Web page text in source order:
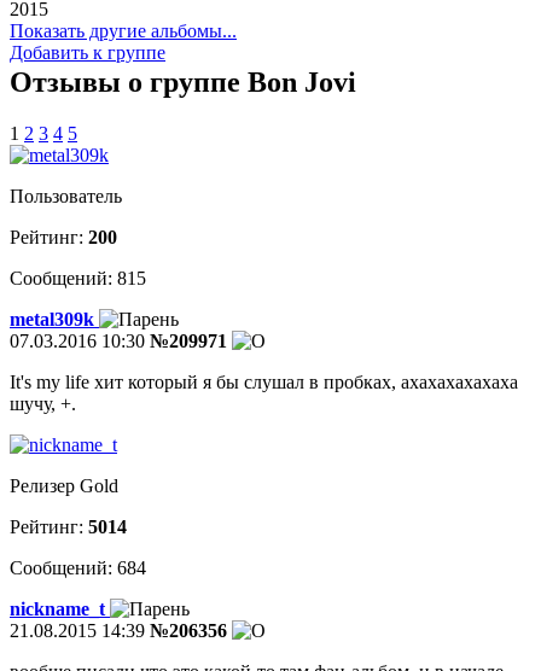
2015
Показать другие альбомы...
Добавить к группе
Отзывы о группе Bon Jovi
1 2 3 4 5
Пользователь
Рейтинг: 200
Сообщений: 815
metal309k
07.03.2016 10:30 №209971
It's my life хит который я бы слушал в пробках, ахахахахахаха
шучу, +.
Релизер Gold
Рейтинг: 5014
Сообщений: 684
nickname_t
21.08.2015 14:39 №206356